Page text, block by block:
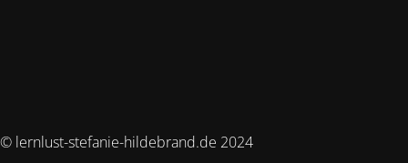
© lernlust-stefanie-hildebrand.de 2024